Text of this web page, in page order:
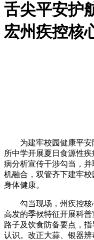
舌尖平安
宏州疾控核
为建牢校园健康平安
所中学开展夏日食源性
病分析宣传干涉勾当，
机融合，双管齐下建牢
身体健康。
勾当现场，州疾控核
高发的季候特征开展科普
路子及饮食防备要点，
认识。改正大蒜、银器